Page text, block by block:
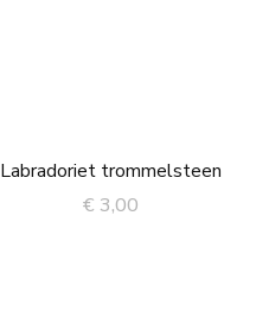
Labradoriet trommelsteen
€ 3,00